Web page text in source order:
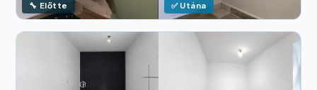
🔧 Előtte ✅ Utána